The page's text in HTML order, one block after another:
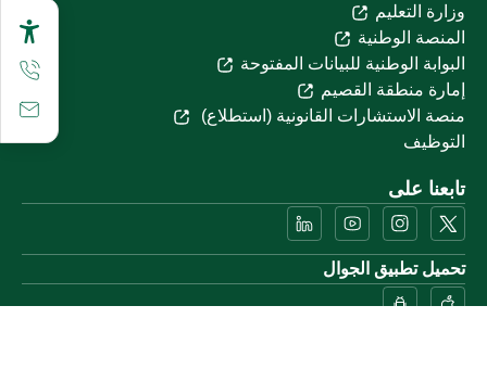
وزارة التعليم
المنصة الوطنية
البوابة الوطنية للبيانات المفتوحة
إمارة منطقة القصيم
منصة الاستشارات القانونية (استطلاع)
التوظيف
تابعنا على
تحميل تطبيق الجوال